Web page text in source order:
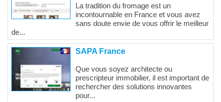
La tradition du fromage est un
incontournable en France et vous avez
sans doute envie de vous offrir le meilleur
de...
SAPA France
Que vous soyez architecte ou
prescripteur immobilier, il est important de
rechercher des solutions innovantes
pour...